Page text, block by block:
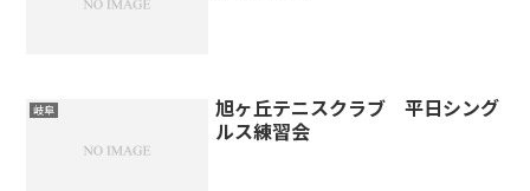
岐阜
旭ヶ丘テニスクラブ 平日シング
ルス練習会